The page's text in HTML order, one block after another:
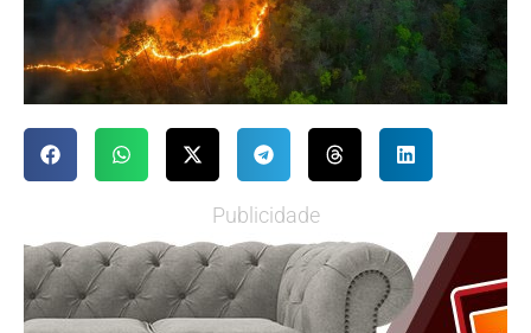
Publicidade